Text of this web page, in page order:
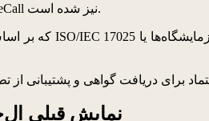
دامنه فعالیت این آزمایشگاه اکنون شامل تست‌های انطباق مربوط به eCall نیز شده است.
نمایش قبلی